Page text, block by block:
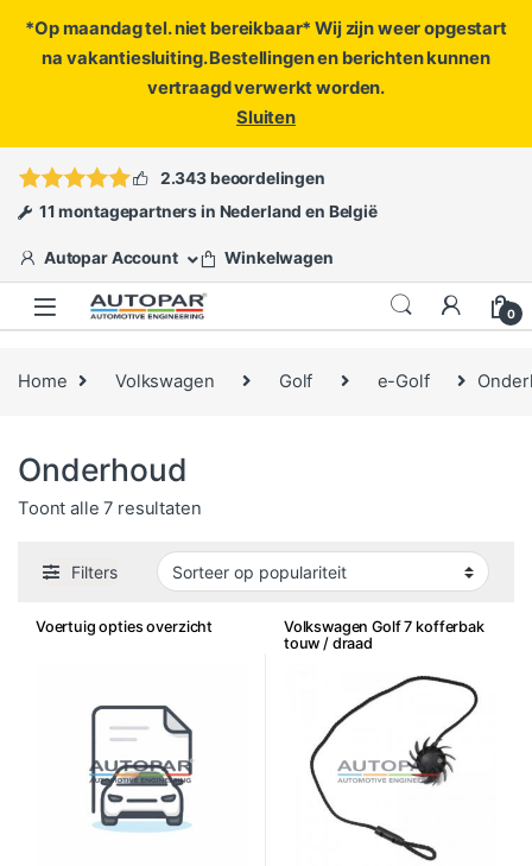
*Op maandag tel. niet bereikbaar* Wij zijn weer opgestart
na vakantiesluiting. Bestellingen en berichten kunnen
vertraagd verwerkt worden.
Sluiten
ofopen een ticket
2.343 beoordelingen
11 montagepartners in Nederland en België
Autopar Account Winkelwagen
0
Home Volkswagen Golf e-Golf
Onderhoud
Toont alle 7 resultatenGesorteerd op populariteit
Filters
Voertuig opties overzicht
Volkswagen Golf 7 kofferbak
touw / draad